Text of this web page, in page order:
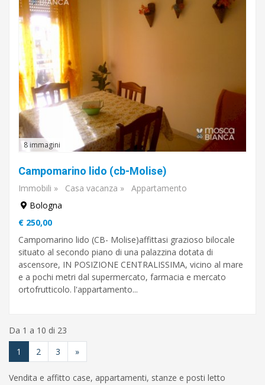
8 immagini
Campomarino lido (cb-Molise)
Immobili » Casa vacanza »
Appartamento
Bologna
€ 250,00
Campomarino lido (CB- Molise)affittasi grazioso bilocale
situato al secondo piano di una palazzina dotata di
ascensore, IN POSIZIONE CENTRALISSIMA, vicino al mare
e a pochi metri dal supermercato, farmacia e mercato
ortofrutticolo. l'appartamento...
Da 1 a 10 di 23
1
2 3 »
Vendita e affitto case, appartamenti, stanze e posti letto